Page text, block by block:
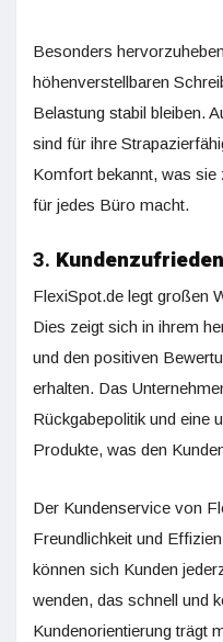
Besonders
höhenverstellbaren
Belastung stabil bleiben.
sind für ihre
Komfort bekannt, was sie
für jedes Büro macht.
3.
FlexiSpot.de legt großen
Dies zeigt sich in ihrem
und den positiven
erhalten. Das
Rückgabepolitik und eine
Produkte, was den
Der Kundenservice von
Freundlichkeit und
können sich Kunden
wenden, das schnell und
Kundenorientierung trägt